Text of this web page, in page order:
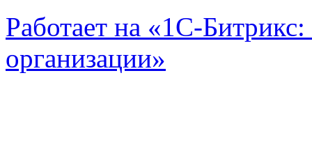
Работает на «1С-
организации»